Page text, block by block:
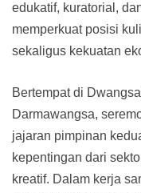
edukatif, kuratorial,
memperkuat posisi
sekaligus kekuatan
Bertempat di
Darmawangsa,
jajaran pimpinan
kepentingan dari
kreatif. Dalam kerja